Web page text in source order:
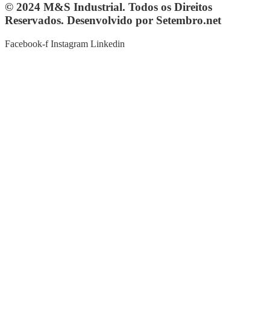
© 2024 M&S Industrial. Todos os Direitos
Reservados. Desenvolvido por Setembro.net
Facebook-f Instagram Linkedin